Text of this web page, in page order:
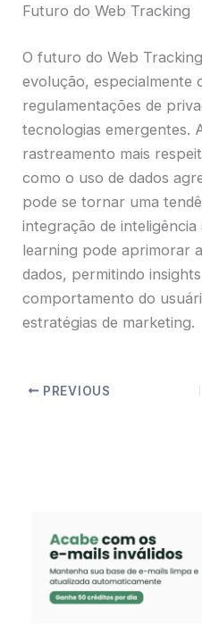
Futuro do Web Tracking
O futuro do Web
evolução, especialmente
regulamentações de
tecnologias emergentes.
rastreamento mais
como o uso de dados
pode se tornar uma
integração de
learning pode aprimorar
dados, permitindo
comportamento do
estratégias de marketing.
PREVIOUS